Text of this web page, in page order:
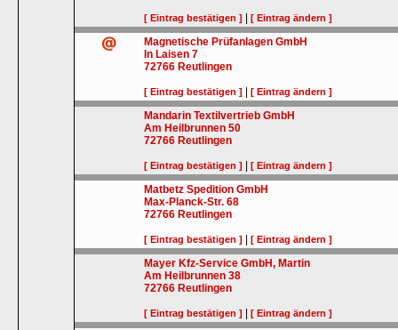
[ Eintrag bestätigen ] |[ Eintrag ändern ]
Magnetische Prüfanlagen GmbH
In Laisen 7
72766 Reutlingen
[ Eintrag bestätigen ] |[ Eintrag ändern ]
Mandarin Textilvertrieb GmbH
Am Heilbrunnen 50
72766 Reutlingen
[ Eintrag bestätigen ] |[ Eintrag ändern ]
Matbetz Spedition GmbH
Max-Planck-Str. 68
72766 Reutlingen
[ Eintrag bestätigen ] |[ Eintrag ändern ]
Mayer Kfz-Service GmbH, Martin
Am Heilbrunnen 38
72766 Reutlingen
[ Eintrag bestätigen ] |[ Eintrag ändern ]